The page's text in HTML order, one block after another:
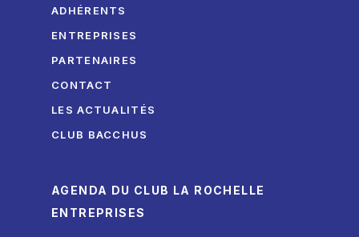
ADHÉRENTS
ENTREPRISES
PARTENAIRES
CONTACT
LES ACTUALITÉS
CLUB BACCHUS
AGENDA DU CLUB LA ROCHELLE
ENTREPRISES